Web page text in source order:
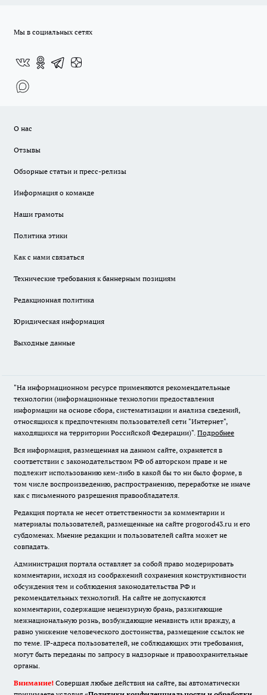
Мы в социальных сетях
О нас
Отзывы
Обзорные статьи и пресс-релизы
Информация о команде
Наши грамоты
Политика этики
Как с нами связаться
Технические требования к баннерным позициям
Редакционная политика
Юридическая информация
Выходные данные
"На информационном ресурсе применяются рекомендательные
технологии (информационные технологии предоставления
информации на основе сбора, систематизации и анализа сведений,
относящихся к предпочтениям пользователей сети "Интернет",
находящихся на территории Российской Федерации)". Подробнее
Вся информация, размещенная на данном сайте, охраняется в
соответствии с законодательством РФ об авторском праве и не
подлежит использованию кем-либо в какой бы то ни было форме, в
том числе воспроизведению, распространению, переработке не иначе
как с письменного разрешения правообладателя.
Редакция портала не несет ответственности за комментарии и
материалы пользователей, размещенные на сайте progorod43.ru и его
субдоменах. Мнение редакции и пользователей сайта может не
совпадать.
Администрация портала оставляет за собой право модерировать
комментарии, исходя из соображений сохранения конструктивности
обсуждения тем и соблюдения законодательства РФ и
рекомендательных технологий. На сайте не допускаются
комментарии, содержащие нецензурную брань, разжигающие
межнациональную рознь, возбуждающие ненависть или вражду, а
равно унижение человеческого достоинства, размещение ссылок не
по теме. IP-адреса пользователей, не соблюдающих эти требования,
могут быть переданы по запросу в надзорные и правоохранительные
органы.
Внимание! Совершая любые действия на сайте, вы автоматически